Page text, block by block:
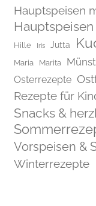
Hauptspeisen
Hille Iris Jutta
Maria Marita
Osterrezepte
Rezepte für
Snacks &
Vorspeisen &
Winterrezepte